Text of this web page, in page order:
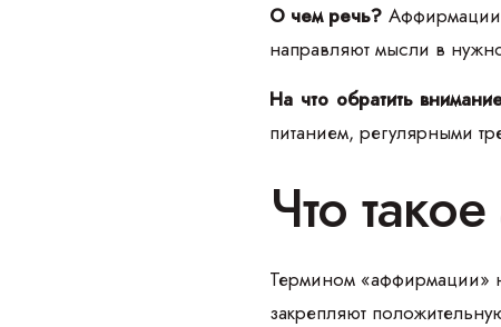
О чем речь? Аффирмации
направляют мысли в
На что обратить
питанием, регулярными
Что
Термином «аффирмации»
закрепляют